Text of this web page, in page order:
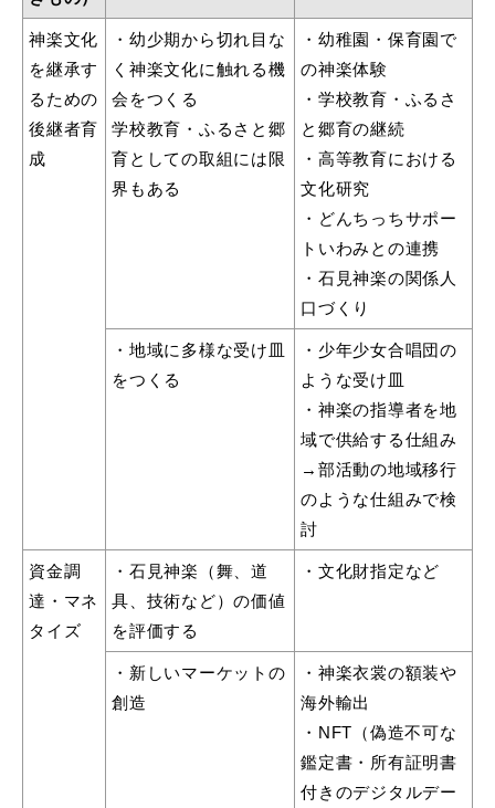
神楽文化
を継承す
るための
後継者育
成
・幼少期から切れ目な
く神楽文化に触れる機
会をつくる
学校教育・ふるさと郷
育としての取組には限
界もある
・幼稚園・保育園で
の神楽体験
・学校教育・ふるさ
と郷育の継続
・高等教育における
文化研究
・どんちっちサポー
トいわみとの連携
・石見神楽の関係人
口づくり
・地域に多様な受け皿
をつくる
・少年少女合唱団の
ような受け皿
・神楽の指導者を地
域で供給する仕組み
→部活動の地域移行
のような仕組みで検
討
資金調
達・マネ
タイズ
・石見神楽（舞、道
具、技術など）の価値
を評価する
・文化財指定など
・新しいマーケットの
創造
・神楽衣裳の額装や
海外輸出
・NFT（偽造不可な
鑑定書・所有証明書
付きのデジタルデー